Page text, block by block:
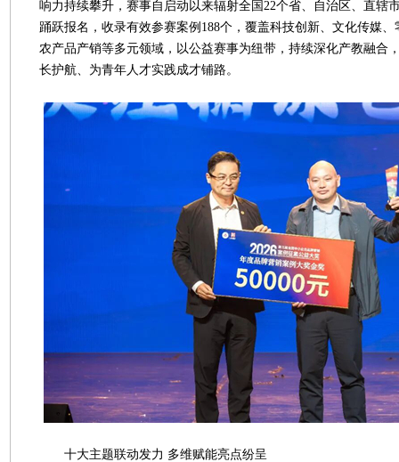
响力持续攀升，赛事自启动以来辐射全国22个省、自治区、直辖
踊跃报名，收录有效参赛案例188个，覆盖科技创新、文化传媒
农产品产销等多元领域，以公益赛事为纽带，持续深化产教融合
长护航、为青年人才实践成才铺路。
十大主题联动发力 多维赋能亮点纷呈